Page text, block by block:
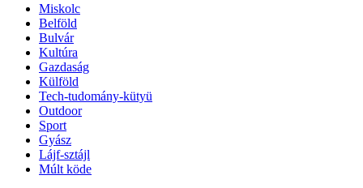
Miskolc
Belföld
Bulvár
Kultúra
Gazdaság
Külföld
Tech-tudomány-kütyü
Outdoor
Sport
Gyász
Lájf-sztájl
Múlt köde